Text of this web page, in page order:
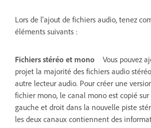
Lors de l'ajout de fichiers audio, tenez
éléments suivants :
Fichiers stéréo et mono
Vous pouvez
projet la majorité des fichiers audio
autre lecteur audio. Pour créer une
fichier mono, le canal mono est copié sur
gauche et droit dans la nouvelle piste
les deux canaux contiennent des